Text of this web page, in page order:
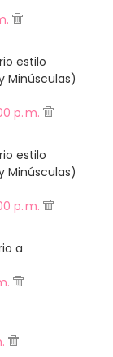
estilo
Minúsculas)
p. m.
estilo
Minúsculas)
p. m.
a